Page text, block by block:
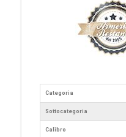
Categoria
Sottocategoria
Calibro